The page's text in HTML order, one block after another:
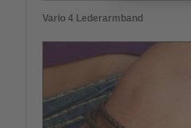
Vario 4 Lederarmband